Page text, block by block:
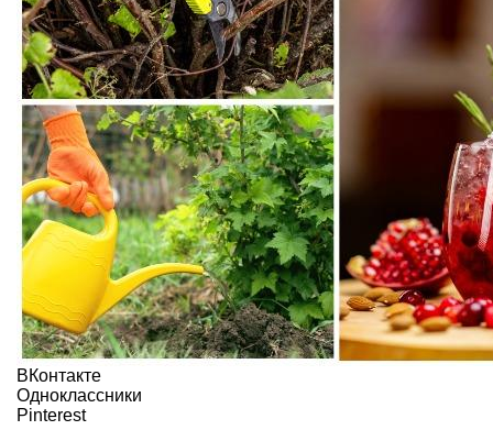
ВКонтакте
Одноклассники
Pinterest